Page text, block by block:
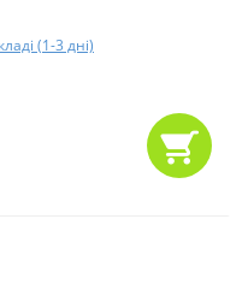
(1-3 дні)